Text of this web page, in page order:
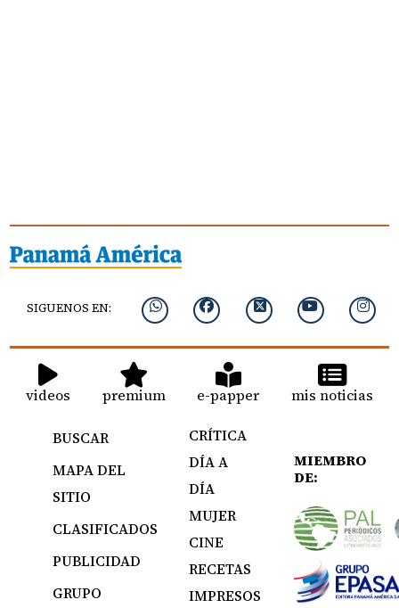
SIGUENOS EN:
videos premium e-papper mis noticias
BUSCAR
MAPA DEL
SITIO
CLASIFICADOS
PUBLICIDAD
GRUPO
CRÍTICA
DÍA A
DÍA
MUJER
CINE
RECETAS
IMPRESOS
MIEMBRO
DE: